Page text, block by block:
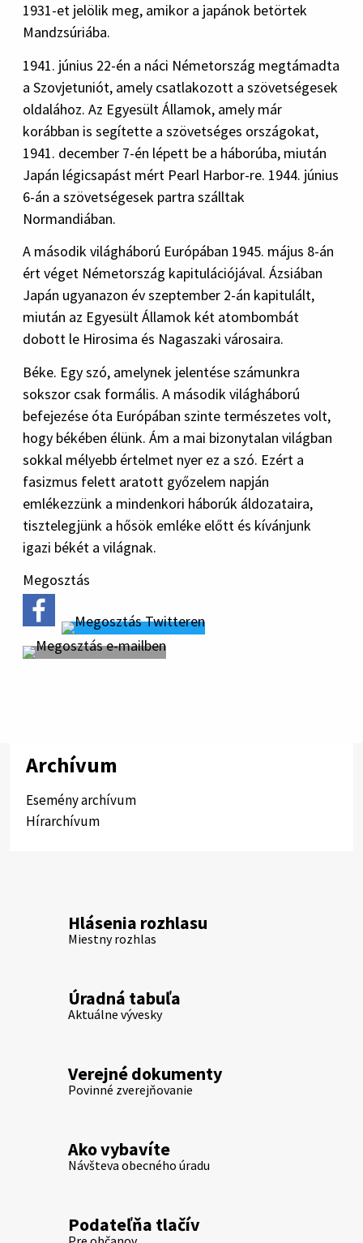
1931-et jelölik meg, amikor a japánok betörtek
Mandzsúriába.
1941. június 22-én a náci Németország megtámadta
a Szovjetuniót, amely csatlakozott a szövetségesek
oldalához. Az Egyesült Államok, amely már
korábban is segítette a szövetséges országokat,
1941. december 7-én lépett be a háborúba, miután
Japán légicsapást mért Pearl Harbor-re. 1944. június
6-án a szövetségesek partra szálltak
Normandiában.
A második világháború Európában 1945. május 8-án
ért véget Németország kapitulációjával. Ázsiában
Japán ugyanazon év szeptember 2-án kapitulált,
miután az Egyesült Államok két atombombát
dobott le Hirosima és Nagaszaki városaira.
Béke. Egy szó, amelynek jelentése számunkra
sokszor csak formális. A második világháború
befejezése óta Európában szinte természetes volt,
hogy békében élünk. Ám a mai bizonytalan világban
sokkal mélyebb értelmet nyer ez a szó. Ezért a
fasizmus felett aratott győzelem napján
emlékezzünk a mindenkori háborúk áldozataira,
tisztelegjünk a hősök emléke előtt és kívánjunk
igazi békét a világnak.
Megosztás
Archívum
Esemény archívum
Hírarchívum
Hlásenia rozhlasu
Miestny rozhlas
Úradná tabuľa
Aktuálne vývesky
Verejné dokumenty
Povinné zverejňovanie
Ako vybavíte
Návšteva obecného úradu
Podateľňa tlačív